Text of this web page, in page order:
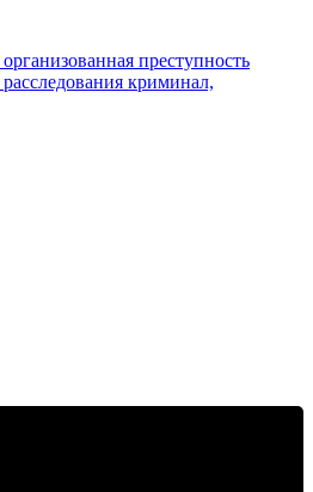
организованная преступность
расследования криминал,